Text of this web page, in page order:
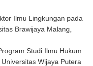
Ilmu Lingkungan pada
Brawijaya Malang,
Studi Ilmu Hukum
Wijaya Putera